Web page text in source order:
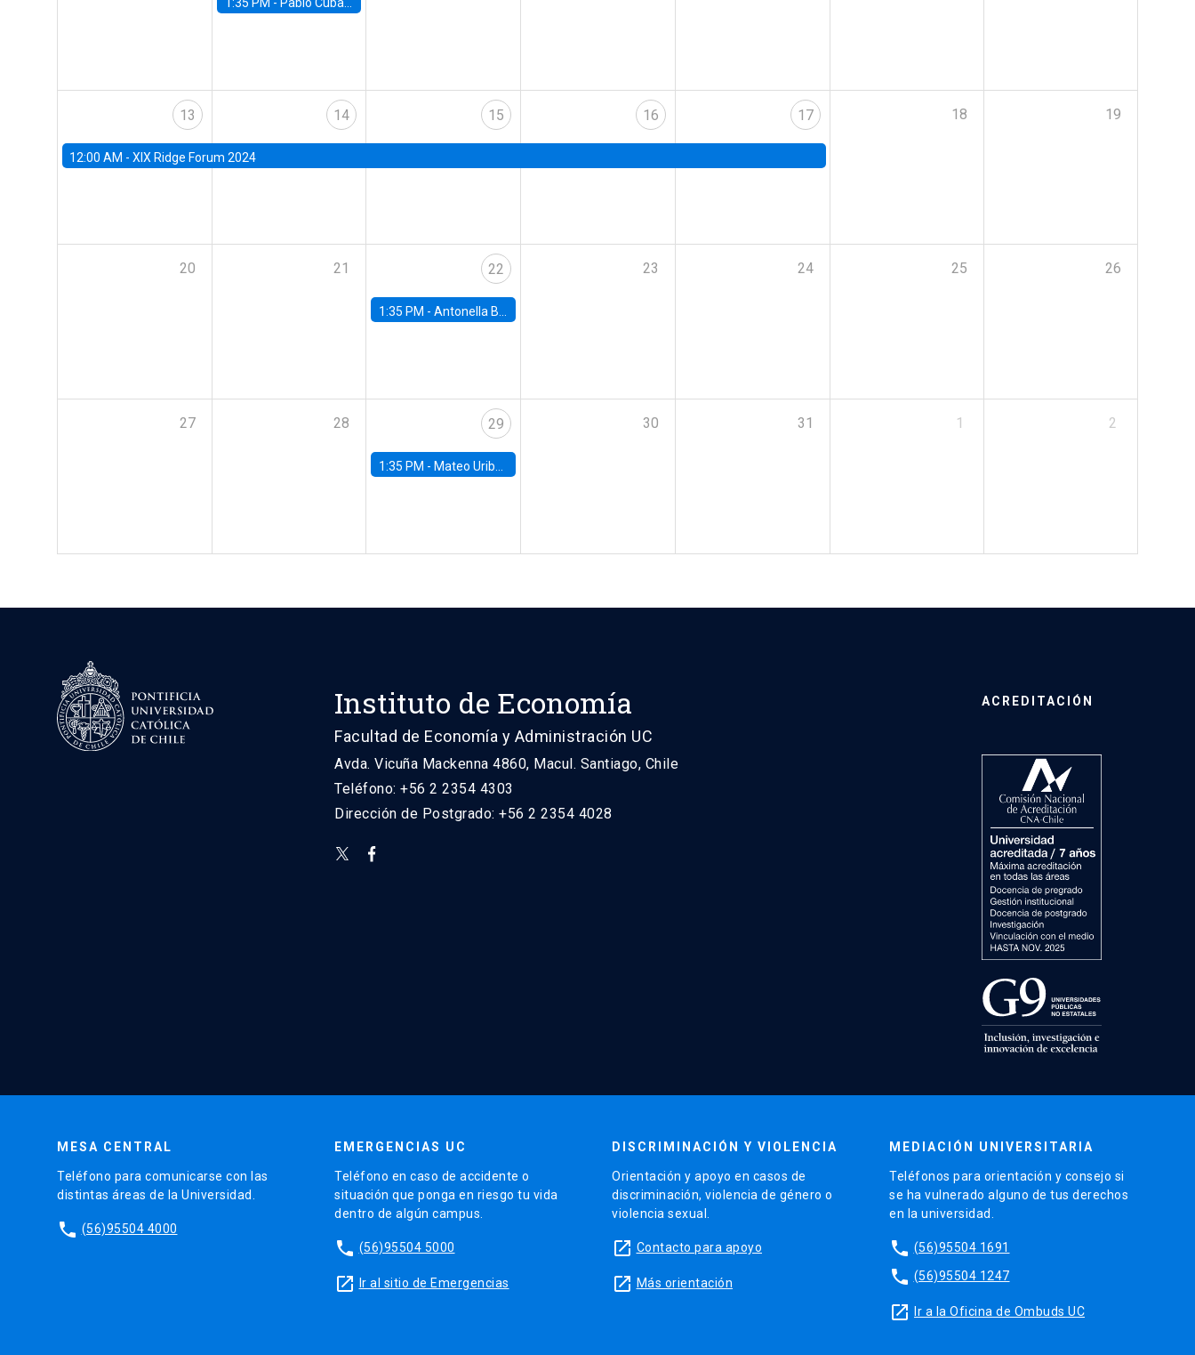
13
12:00 AM - XIX Ridge Forum 2024
14 15 16 17 18 19
20 21 22
1:35 PM -Antonella Bancalari, Institute for Fiscal Studies (IFS) and Research Associate at University College London (UCL)
23 24 25 26
27 28 29
1:35 PM - Mateo Uribe-Castro, Universidad de los Andes (Colombia)
30 31 1 2
Instituto de Economía
Facultad de Economía y Administración UC
Avda. Vicuña Mackenna 4860, Macul. Santiago, Chile
Teléfono: +56 2 2354 4303
Dirección de Postgrado: +56 2 2354 4028
ACREDITACIÓN
MESA CENTRAL
Teléfono para comunicarse con las
distintas áreas de la Universidad.
phone (56)95504 4000
EMERGENCIAS UC
Teléfono en caso de accidente o
situación que ponga en riesgo tu vida
dentro de algún campus.
phone (56)95504 5000
launch Ir al sitio de Emergencias
DISCRIMINACIÓN Y VIOLENCIA
Orientación y apoyo en casos de
discriminación, violencia de género o
violencia sexual.
launch Contacto para apoyo
launch Más orientación
MEDIACIÓN UNIVERSITARIA
Teléfonos para orientación y consejo si
se ha vulnerado alguno de tus derechos
en la universidad.
phone (56)95504 1691
phone (56)95504 1247
launch Ir a la Oficina de Ombuds UC